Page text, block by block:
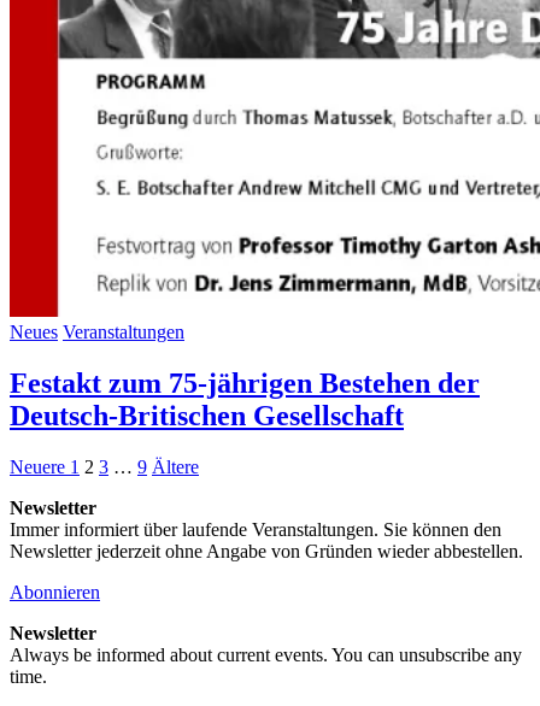
Neues Veranstaltungen
Festakt zum 75-jährigen Bestehen der
Deutsch-Britischen Gesellschaft
Seitennummerierung
der
Beiträge
Neuere Neuere
Seite
1 Seite
2 Seite
3 … Seite
9 ÄltereÄltere
Newsletter
Immer informiert über laufende Veranstaltungen. Sie können den
Newsletter jederzeit ohne Angabe von Gründen wieder abbestellen.
Abonnieren
Newsletter
Always be informed about current events. You can unsubscribe any
time.